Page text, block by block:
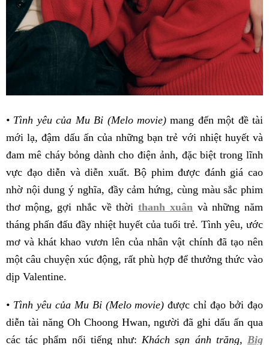
• Tình yêu của Mu Bi (Melo movie)mang đến một đề tài
mới lạ, đậm dấu ấn của những bạn trẻ với nhiệt huyết và
đam mê cháy bỏng dành cho điện ảnh, đặc biệt trong lĩnh
vực đạo diễn và diễn xuất. Bộ phim được đánh giá cao
nhờ nội dung ý nghĩa, đầy cảm hứng, cùng màu sắc phim
thơ mộng, gợi nhắc về thờithanh xuân và những năm
tháng phấn đấu đầy nhiệt huyết của tuổi trẻ. Tình yêu, ước
mơ và khát khao vươn lên của nhân vật chính đã tạo nên
một câu chuyện xúc động, rất phù hợp để thưởng thức vào
dịp Valentine.
• Tình yêu của Mu Bi (Melo movie) được chỉ đạo bởi đạo
diễn tài năng Oh Choong Hwan, người đã ghi dấu ấn qua
các tác phẩm nổi tiếng như: Khách sạn ánh trăng, Big